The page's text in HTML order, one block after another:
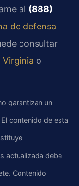
al (888)
de defensa
consultar
Virginia o
garantizan un
contenido de esta
actualizada debe
Contenido